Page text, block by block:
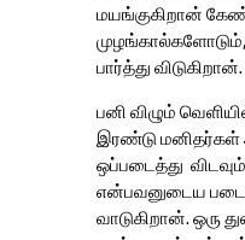
மயங்குகிறான்
பார்த்து
பனி விழும்
இரண்டு மனிதர்கள்
ஒப்படைத்து
என்பவனுடைய
வாடுகிறான். ஒரு